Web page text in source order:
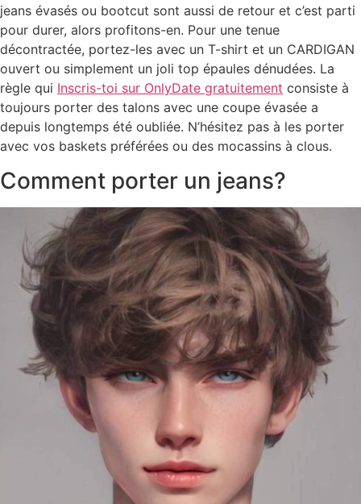
jeans évasés ou bootcut sont aussi de retour et c’est parti
pour durer, alors profitons-en. Pour une tenue
décontractée, portez-les avec un T-shirt et un CARDIGAN
ouvert ou simplement un joli top épaules dénudées. La
règle qui Inscris-toi sur OnlyDate gratuitement consiste à
toujours porter des talons avec une coupe évasée a
depuis longtemps été oubliée. N’hésitez pas à les porter
avec vos baskets préférées ou des mocassins à clous.
Comment porter un jeans?